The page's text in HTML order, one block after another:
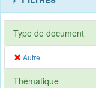
Type de document
Autre
Thématique